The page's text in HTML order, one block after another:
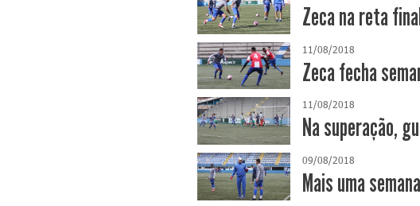
Zeca na reta
11/08/2018
Zeca fecha
11/08/2018
Na superação,
09/08/2018
Mais uma